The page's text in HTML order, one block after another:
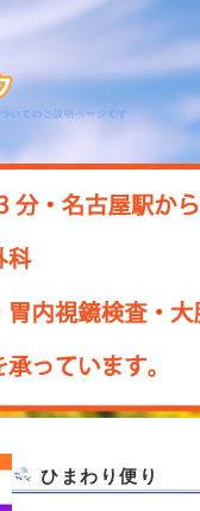
いてのご説明ページです
ひまわり便り